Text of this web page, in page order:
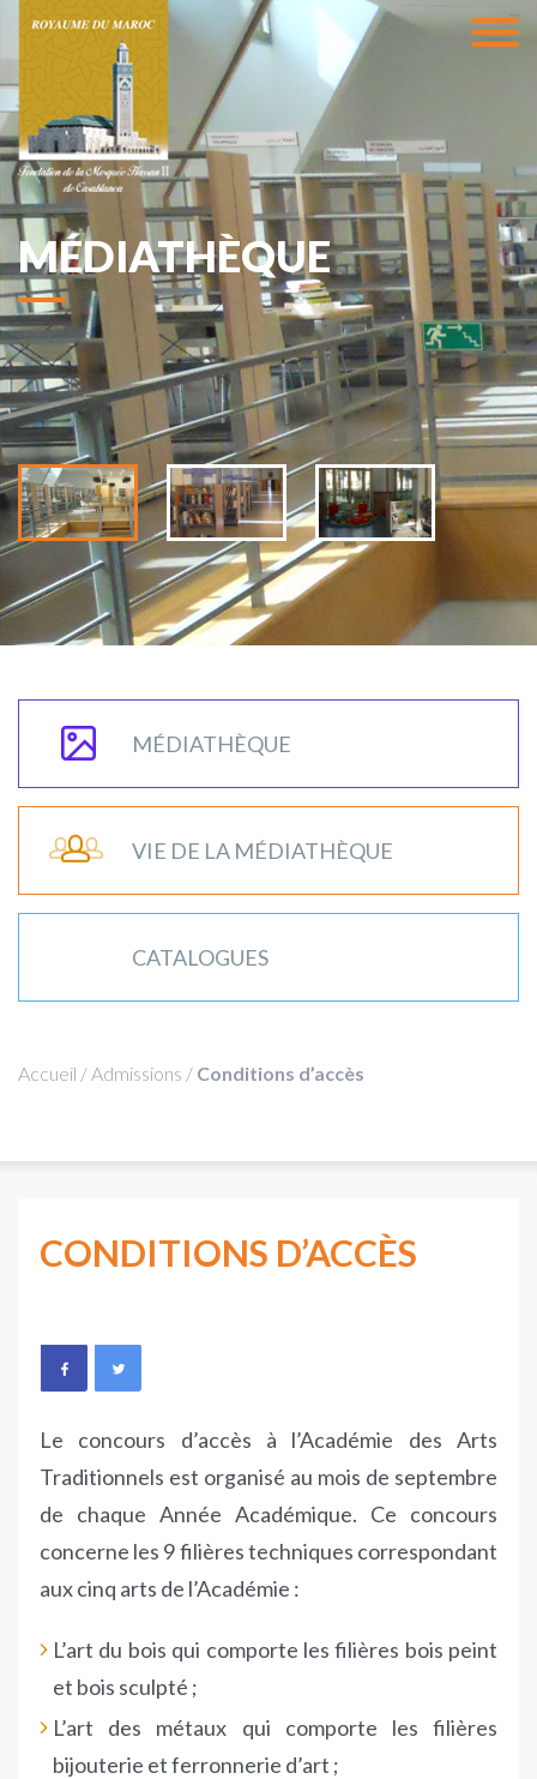
MÉDIATHÈQUE
MÉDIATHÈQUE
VIE DE LA MÉDIATHÈQUE
CATALOGUES
Accueil /Admissions / Conditions d’accès
CONDITIONS D’ACCÈS
Le concours d’accès à l’Académie des Arts
Traditionnels est organisé au mois de septembre
de chaque Année Académique. Ce concours
concerne les 9 filières techniques correspondant
aux cinq arts de l’Académie :
L’art du bois qui comporte les filières bois peint
et bois sculpté ;
L’art des métaux qui comporte les filières
bijouterie et ferronnerie d’art ;